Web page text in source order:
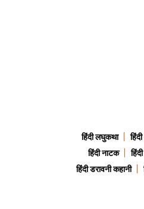
हिंदी लघुकथा
हिंदी नाटक
हिंदी डरावनी कहानी